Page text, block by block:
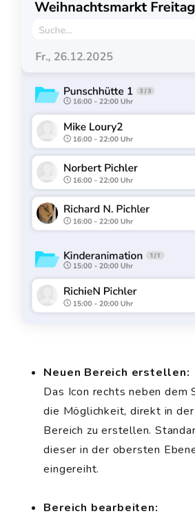
Neuen Bereich erstellen:
Das Icon rechts neben dem
die Möglichkeit, direkt in
Bereich zu erstellen.
dieser in der obersten
eingereiht.
Bereich bearbeiten: